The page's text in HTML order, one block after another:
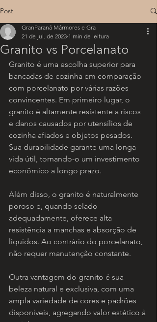
Post
Granito vs Porcelanato
GranParaná Mármores e Gra
21 de jul. de 2023 1 min de leitura
Granito é uma escolha superior para
bancadas de cozinha em comparação
com porcelanato por várias razões
convincentes. Em primeiro lugar, o
granito é altamente resistente a riscos
e danos causados por utensílios de
cozinha afiados e objetos pesados.
Sua durabilidade garante uma longa
vida útil, tornando-o um investimento
econômico a longo prazo.
Além disso, o granito é naturalmente
poroso e, quando selado
adequadamente, oferece alta
resistência a manchas e absorção de
líquidos. Ao contrário do porcelanato,
não requer manutenção constante.
Outra vantagem do granito é sua
beleza natural e exclusiva, com uma
ampla variedade de cores e padrões
disponíveis, agregando valor estético à